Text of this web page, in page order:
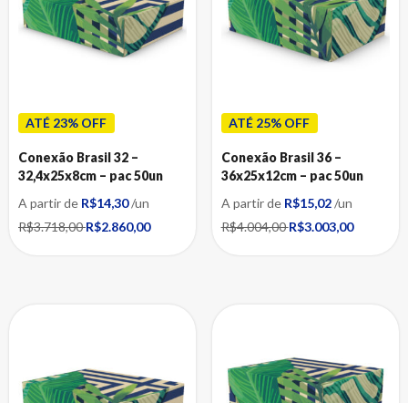
ATÉ 23% OFF
Conexão Brasil 32 –
32,4x25x8cm – pac 50un
A partir de R$14,30/un
R$3.718,00R$2.860,00
ATÉ 25% OFF
Conexão Brasil 36 –
36x25x12cm – pac 50un
A partir de R$15,02/un
R$4.004,00R$3.003,00